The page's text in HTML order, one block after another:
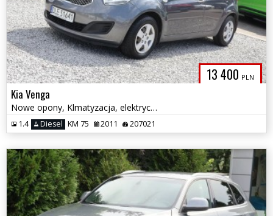
13 400 PLN
Kia Venga
Nowe opony, Klmatyzacja, elektryczne szyby. Niskie spalanie.
1.4 Diesel KM 75 2011 207021